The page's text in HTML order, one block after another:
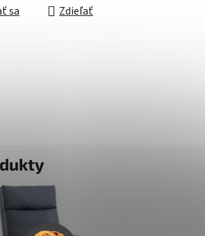
sa Zdieľať